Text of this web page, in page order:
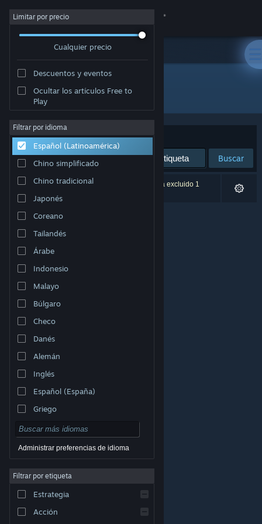
Iniciar sesión
Acerca de
Soporte
Cambiar idioma
Obtener la aplicación de Steam Mobile
Ver versión clásica
© Valve Corporation. Todos los derechos reservados.
Todas las marcas registradas pertenecen a sus
de Privacidad|Información legal
Acuerdo de Suscriptor a Steam
Cookies
Limitar por precio
Cualquier precio
Descuentos y eventos
Ocultar los artículos Free to
Play
Filtrar por idioma
Español (Latinoamérica)
Chino simplificado
Chino tradicional
Japonés
Coreano
Tailandés
Árabe
Indonesio
Malayo
Búlgaro
Checo
Danés
Alemán
Inglés
Español (España)
Griego
Administrar preferencias de idioma
Filtrar por etiqueta
Estrategia
Acción
Desarrollador: FujiCubeSoft
Ordenar por Relevancia
Buscar
0 resultado(s) coinciden con la búsqueda. Se ha excluido 1
título según tus preferencias.